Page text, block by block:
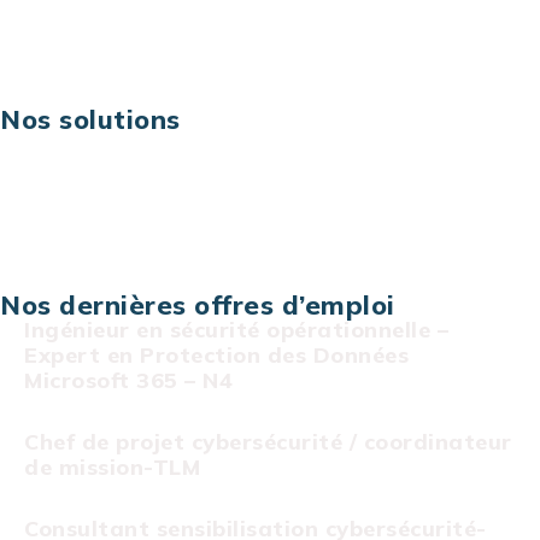
Nos solutions
Nos dernières offres d’emploi
Ingénieur en sécurité opérationnelle –